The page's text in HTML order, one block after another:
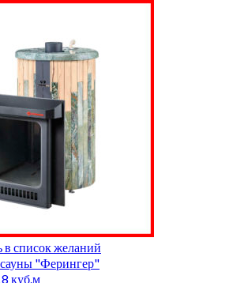
в список желаний
"Ферингер"
куб.м